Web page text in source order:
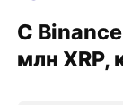
С
млн XRP,